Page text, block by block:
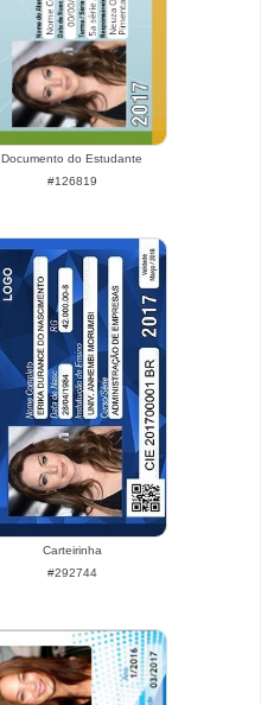
Documento do Estudante
#126819
Carteirinha
#292744